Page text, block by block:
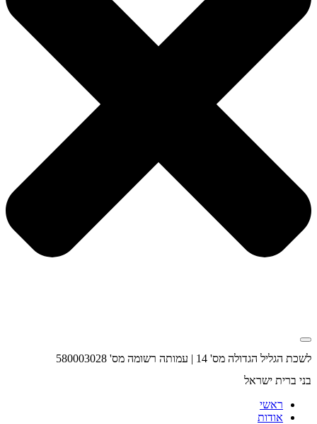
לשכת הגליל הגדולה מס' 14 | עמותה רשומה מס' 580003028
בני ברית ישראל
ראשי
אודות